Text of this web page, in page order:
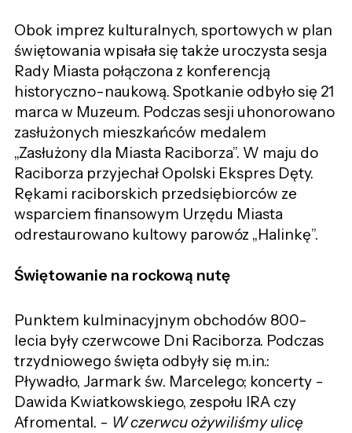
Obok imprez kulturalnych, sportowych w plan
świętowania wpisała się także uroczysta sesja
Rady Miasta połączona z konferencją
historyczno-naukową. Spotkanie odbyło się 21
marca w Muzeum. Podczas sesji uhonorowano
zasłużonych mieszkańców medalem
„Zasłużony dla Miasta Raciborza”. W maju do
Raciborza przyjechał Opolski Ekspres Dęty.
Rękami raciborskich przedsiębiorców ze
wsparciem finansowym Urzędu Miasta
odrestaurowano kultowy parowóz „Halinkę”.
Świętowanie na rockową nutę
Punktem kulminacyjnym obchodów 800-
lecia były czerwcowe Dni Raciborza. Podczas
trzydniowego święta odbyły się m.in.:
Pływadło, Jarmark św. Marcelego; koncerty -
Dawida Kwiatkowskiego, zespołu IRA czy
Afromental. - W czerwcu ożywiliśmy ulicę